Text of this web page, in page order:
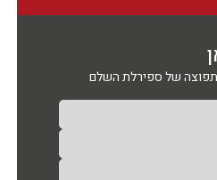
של ספירלת השלם